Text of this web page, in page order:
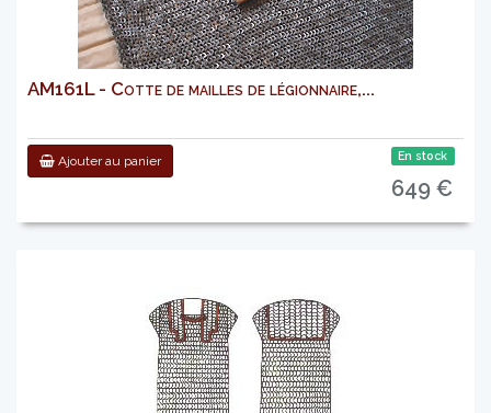
AM161L - Cotte de mailles de légionnaire,...
Ajouter au panier En stock
649 €